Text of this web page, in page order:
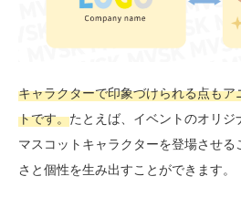
キャラクターで印象づけられる点も
トです。たとえば、イベントのオリ
マスコットキャラクターを登場させ
さと個性を生み出すことができます。